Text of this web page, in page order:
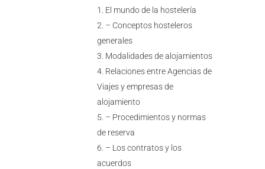
El mundo de la hostelería
– Conceptos hosteleros
generales
Modalidades de alojamientos
Relaciones entre Agencias de
Viajes y empresas de
alojamiento
– Procedimientos y normas
de reserva
– Los contratos y los
acuerdos